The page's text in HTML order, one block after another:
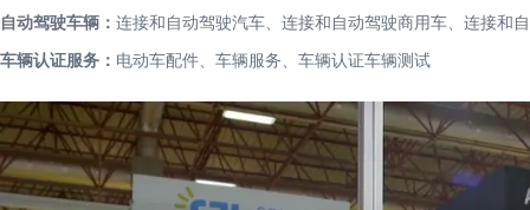
自动驾驶车辆： 连接和自动驾驶汽车、连接和自动驾驶商用车、连接和
车辆认证服务： 电动车配件、车辆服务、车辆认证车辆测试